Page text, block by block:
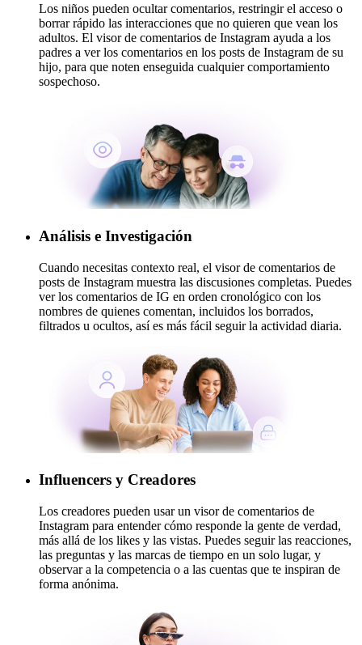
Los niños pueden ocultar comentarios, restringir el acceso o
borrar rápido las interacciones que no quieren que vean los
adultos. El visor de comentarios de Instagram ayuda a los
padres a ver los comentarios en los posts de Instagram de su
hijo, para que noten enseguida cualquier comportamiento
sospechoso.
Análisis e Investigación
Cuando necesitas contexto real, el visor de comentarios de
posts de Instagram muestra las discusiones completas. Puedes
ver los comentarios de IG en orden cronológico con los
nombres de quienes comentan, incluidos los borrados,
filtrados u ocultos, así es más fácil seguir la actividad diaria.
Influencers y Creadores
Los creadores pueden usar un visor de comentarios de
Instagram para entender cómo responde la gente de verdad,
más allá de los likes y las vistas. Puedes seguir las reacciones,
las preguntas y las marcas de tiempo en un solo lugar, y
observar a la competencia o a las cuentas que te inspiran de
forma anónima.